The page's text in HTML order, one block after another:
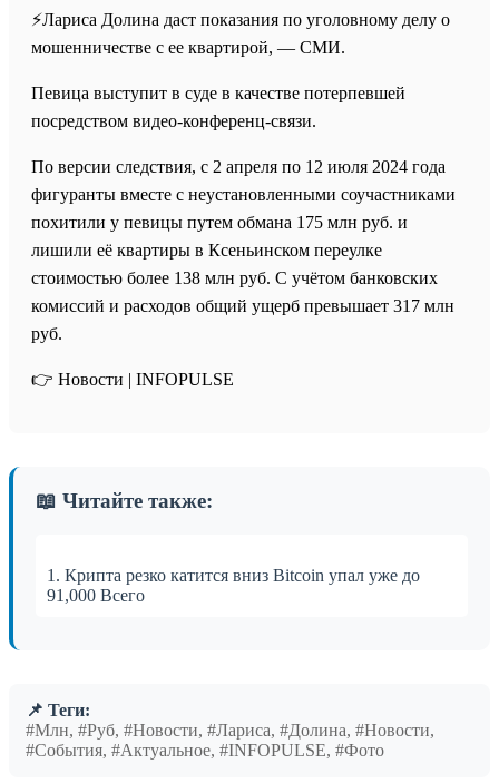
⚡️Лариса Долина даст показания по уголовному делу о
мошенничестве с ее квартирой, — СМИ.
Певица выступит в суде в качестве потерпевшей
посредством видео-конференц-связи.
По версии следствия, с 2 апреля по 12 июля 2024 года
фигуранты вместе с неустановленными соучастниками
похитили у певицы путем обмана 175 млн руб. и
лишили её квартиры в Ксеньинском переулке
стоимостью более 138 млн руб. С учётом банковских
комиссий и расходов общий ущерб превышает 317 млн
руб.
👉 Новости | INFOPULSE⁩
📖 Читайте также:
1. Крипта резко катится вниз Bitcoin упал уже до
91,000 Всего
📌 Теги:
#Млн, #Руб, #Новости, #Лариса, #Долина, #Новости,
#События, #Актуальное, #INFOPULSE, #Фото